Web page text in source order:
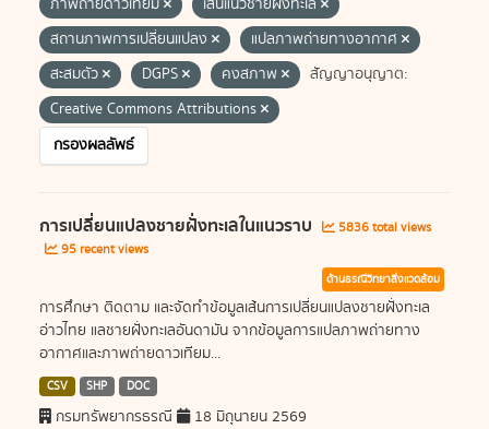
ภาพถ่ายดาวเทียม
เส้นแนวชายฝั่งทะเล
สถานภาพการเปลี่ยนแปลง
แปลภาพถ่ายทางอากาศ
สะสมตัว
DGPS คงสภาพ
สัญญาอนุญาต:
Creative Commons Attributions
กรองผลลัพธ์
การเปลี่ยนแปลงชายฝั่งทะเลในแนวราบ
5836 total views
95 recent views
ด้านธรณีวิทยาสิ่งแวดล้อม
การศึกษา ติดตาม และจัดทำข้อมูลเส้นการเปลี่ยนแปลงชายฝั่งทะเล
อ่าวไทย แลชายฝั่งทะเลอันดามัน จากข้อมูลการแปลภาพถ่ายทาง
อากาศและภาพถ่ายดาวเทียม...
CSV SHP DOC
กรมทรัพยากรธรณี 18 มิถุนายน 2569